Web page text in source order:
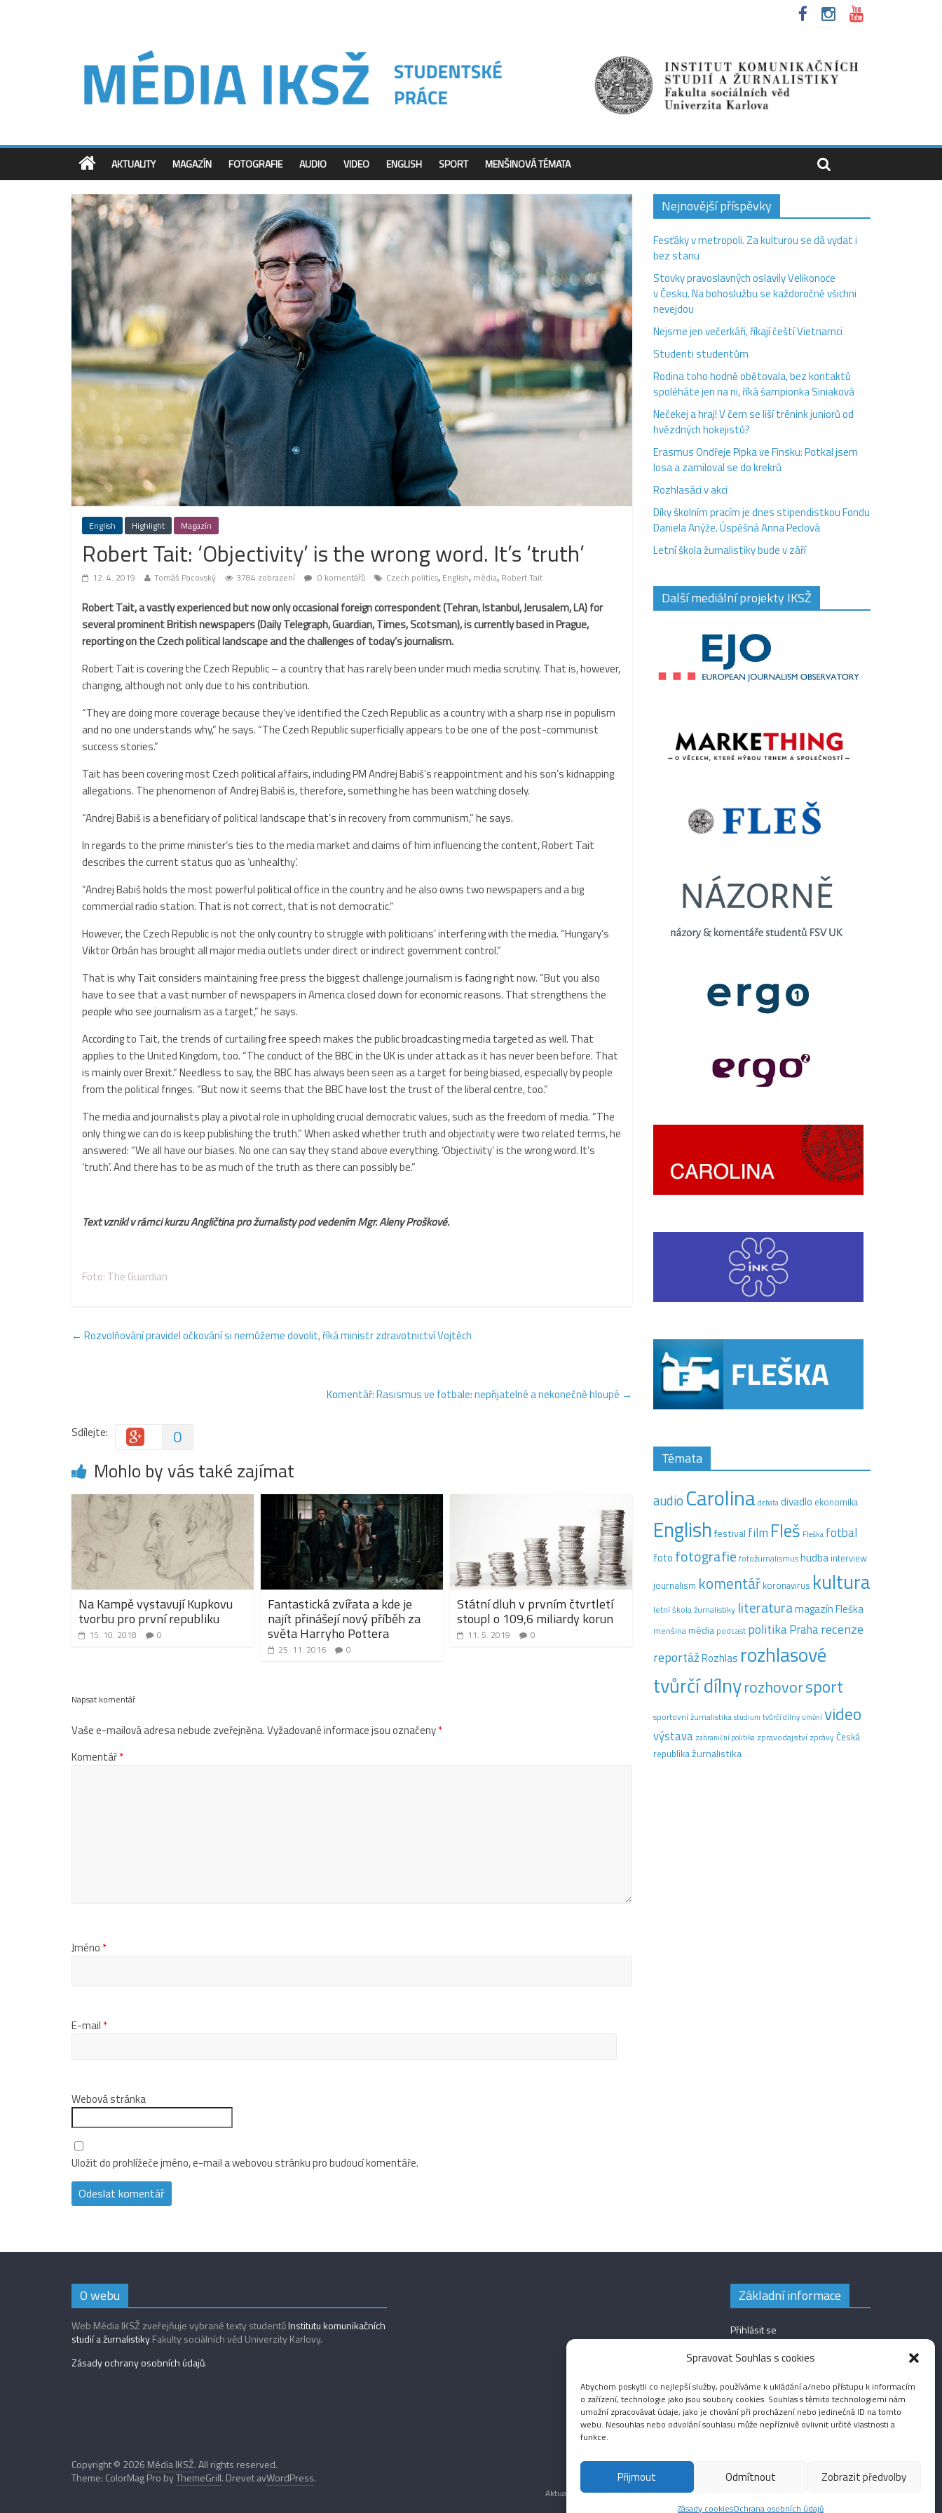
Spravovat Souhlas s cookies
Abychom poskytli co nejlepší služby, používáme k ukládání a/nebo přístupu k informacím
o zařízení, technologie jako jsou soubory cookies. Souhlas s těmito technologiemi nám
umožní zpracovávat údaje, jako je chování při procházení nebo jedinečná ID na tomto
webu. Nesouhlas nebo odvolání souhlasu může nepříznivě ovlivnit určité vlastnosti a
funkce.
Přijmout Odmítnout Zobrazit předvolby
Zásady cookiesOchrana osobních údajů
AKTUALITY MAGAZÍN FOTOGRAFIE AUDIO VIDEO ENGLISH SPORT MENŠINOVÁ TÉMATA
English Highlight Magazín
Robert Tait: ‘Objectivity’ is the wrong word. It’s ‘truth’
12. 4. 2019 Tomáš Pacovský 3784 zobrazení 0 komentářů Czech politics, English, média, Robert Tait
RobertTait,avastlyexperiencedbutnowonlyoccasionalforeigncorrespondent(Tehran,Istanbul,Jerusalem,LA)for
severalprominentBritishnewspapers(DailyTelegraph,Guardian,Times,Scotsman),iscurrentlybasedinPrague,
reportingontheCzechpoliticallandscapeandthechallengesoftoday’sjournalism.
Robert Tait is covering the Czech Republic – a country that has rarely been under much media scrutiny. That is, however,
changing, although not only due to his contribution.
“They are doing more coverage because they’ve identified the Czech Republic as a country with a sharp rise in populism
and no one understands why,” he says. “The Czech Republic superficially appears to be one of the post-communist
success stories.”
Tait has been covering most Czech political affairs, including PM Andrej Babiš’s reappointment and his son’s kidnapping
allegations. The phenomenon of Andrej Babiš is, therefore, something he has been watching closely.
“Andrej Babiš is a beneficiary of political landscape that’s in recovery from communism,” he says.
In regards to the prime minister’s ties to the media market and claims of him influencing the content, Robert Tait
describes the current status quo as ‘unhealthy’.
“Andrej Babiš holds the most powerful political office in the country and he also owns two newspapers and a big
commercial radio station. That is not correct, that is not democratic.”
However, the Czech Republic is not the only country to struggle with politicians’ interfering with the media. “Hungary’s
Viktor Orbán has brought all major media outlets under direct or indirect government control.”
That is why Tait considers maintaining free press the biggest challenge journalism is facing right now. “But you also
have to see that a vast number of newspapers in America closed down for economic reasons. That strengthens the
people who see journalism as a target,” he says.
According to Tait, the trends of curtailing free speech makes the public broadcasting media targeted as well. That
applies to the United Kingdom, too. “The conduct of the BBC in the UK is under attack as it has never been before. That
is mainly over Brexit.” Needless to say, the BBC has always been seen as a target for being biased, especially by people
from the political fringes. “But now it seems that the BBC have lost the trust of the liberal centre, too.”
The media and journalists play a pivotal role in upholding crucial democratic values, such as the freedom of media. “The
only thing we can do is keep publishing the truth.” When asked whether truth and objectivity were two related terms, he
answered: “We all have our biases. No one can say they stand above everything. ‘Objectivity’ is the wrong word. It’s
‘truth’. And there has to be as much of the truth as there can possibly be.”
Text vznikl v rámci kurzuAngličtina pro žurnalistypod vedením Mgr. Aleny Proškové.
Foto: The Guardian
← Rozvolňování pravidel očkování si nemůžeme dovolit, říká ministr zdravotnictví Vojtěch
Komentář: Rasismus ve fotbale: nepřijatelné a nekonečně hloupé →
Sdílejte: 0
Mohlo by vás také zajímat
Na Kampě vystavují Kupkovu
tvorbu pro první republiku
15. 10. 2018 0
Fantastická zvířata a kde je
najít přinášejí nový příběh za
světa Harryho Pottera
25. 11. 2016 0
Státní dluh v prvním čtvrtletí
stoupl o 109,6 miliardy korun
11. 5. 2019 0
Napsat komentář
Vaše e-mailová adresa nebude zveřejněna.Vyžadované informace jsou označeny*
Komentář*
Jméno *
E-mail *
Webová stránka
Uložit do prohlížeče jméno, e-mail a webovou stránku pro budoucí komentáře.
Nejnovější příspěvky
Fesťáky v metropoli. Za kulturou se dá vydat i
bez stanu
Stovky pravoslavných oslavily Velikonoce
v Česku. Na bohoslužbu se každoročně všichni
nevejdou
Nejsme jen večerkáři, říkají čeští Vietnamci
Studenti studentům
Rodina toho hodně obětovala, bez kontaktů
spoléháte jen na ni, říká šampionka Siniaková
Nečekej a hraj! V čem se liší trénink juniorů od
hvězdných hokejistů?
Erasmus Ondřeje Pipka ve Finsku: Potkal jsem
losa a zamiloval se do krekrů
Rozhlasáci v akci
Díky školním pracím je dnes stipendistkou Fondu
Daniela Anýže. Úspěšná Anna Peclová
Letní škola žurnalistiky bude v září
Další mediální projekty IKSŽ
Témata
audio Carolina debatadivadlo ekonomika
Englishfestival film Fleš Fleška fotbal
foto fotografie fotožurnalismushudba interview
journalism komentář koronavirus kultura
letní škola žurnalistiky literaturamagazín Fleška
menšinamédia podcast politikaPraharecenze
reportážRozhlas rozhlasové
tvůrčí dílnyrozhovorsport
sportovní žurnalistikastudium tvůrčí dílny uměnívideo
výstava zahraniční politika zpravodajství zprávyČeská
republikažurnalistika
O webu
Web Média IKSŽ zveřejňuje vybrané texty studentůInstitutu komunikačních
studií a žurnalistikyFakulty sociálních věd Univerzity Karlovy.
Zásady ochrany osobních údajů.
Základní informace
Přihlásit se
Zdroj kanálů (příspěvky)
Česká lokalizace
Aktuality Magazín Fotografie Audio
Copyright © 2026 Média IKSŽ. All rights reserved.
Theme: ColorMag Pro byThemeGrill. Drevet avWordPress.